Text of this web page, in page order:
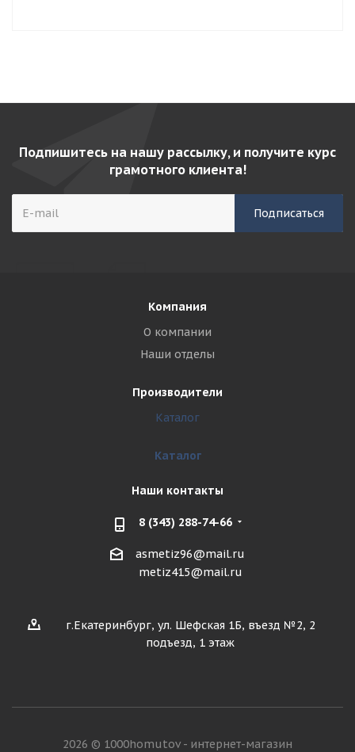
Подпишитесь на нашу рассылку, и получите курс
грамотного клиента!
Компания
О компании
Наши отделы
Производители
Каталог
Каталог
Наши контакты
8 (343) 288-74-66
asmetiz96@mail.ru
metiz415@mail.ru
г.Екатеринбург, ул. Шефская 1Б, въезд №2, 2
подъезд, 1 этаж
2026 © 1000homutov - интернет-магазин